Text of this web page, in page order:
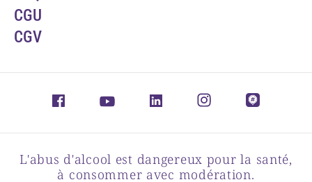
CGU
CGV
L'abus d'alcool est dangereux pour la santé,
à consommer avec modération.